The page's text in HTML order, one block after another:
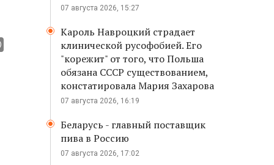
07 августа 2026, 15:27
Кароль Навроцкий страдает
клинической русофобией. Его
"корежит" от того, что Польша
обязана СССР существованием,
констатировала Мария Захарова
07 августа 2026, 16:19
Беларусь - главный поставщик
пива в Россию
07 августа 2026, 17:02